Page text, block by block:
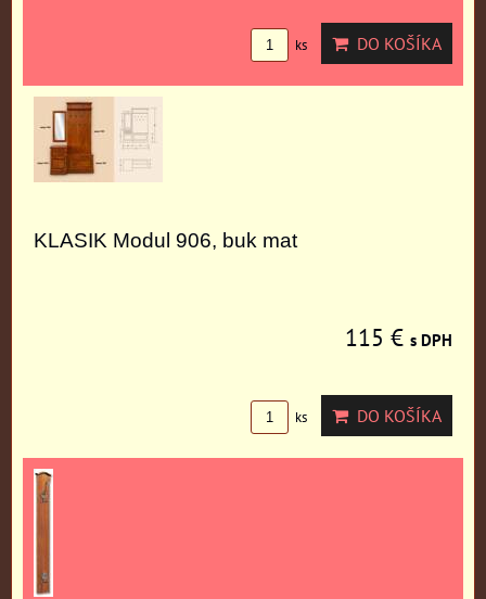
ks DO KOŠÍKA
KLASIK Modul 906, buk mat
115 € s DPH
ks DO KOŠÍKA